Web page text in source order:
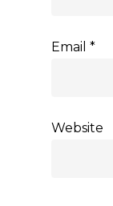
Email *
Website